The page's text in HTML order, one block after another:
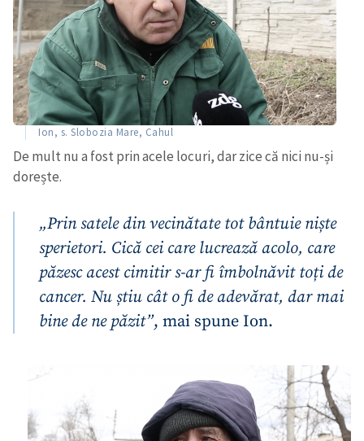
Ion, s. Slobozia Mare, Cahul
De mult nu a fost prin acele locuri, dar zice că nici nu-și
dorește.
„Prin satele din vecinătate tot bântuie niște
sperietori. Cică cei care lucrează acolo, care
păzesc acest cimitir s-ar fi îmbolnăvit toți de
cancer. Nu știu cât o fi de adevărat, dar mai
bine de ne păzit”, mai spune Ion.